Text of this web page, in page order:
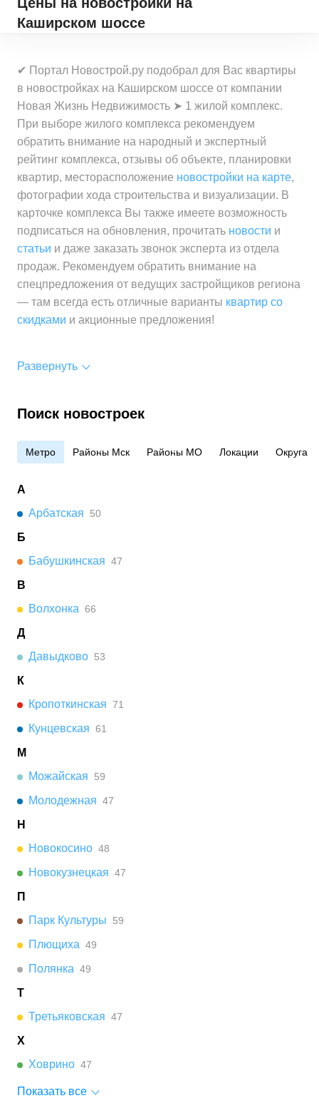
Каширском шоссе
✔ Портал Новострой.ру подобрал для Вас квартиры
в новостройках на Каширском шоссе от компании
Новая Жизнь Недвижимость ➤ 1 жилой комплекс.
При выборе жилого комплекса рекомендуем
обратить внимание на народный и экспертный
рейтинг комплекса, отзывы об объекте, планировки
квартир, месторасположение новостройки на карте,
фотографии хода строительства и визуализации. В
карточке комплекса Вы также имеете возможность
подписаться на обновления, прочитать новости и
статьи и даже заказать звонок эксперта из отдела
продаж. Рекомендуем обратить внимание на
спецпредложения от ведущих застройщиков региона
— там всегда есть отличные варианты квартир со
скидками и акционные предложения!
Развернуть
Поиск новостроек
Метро Районы Мск Районы МО Локации Округа
А
Арбатская
50
Б
Бабушкинская 47
В
Волхонка 66
Д
Давыдково 53
К
Кропоткинская 71
Кунцевская 61
М
Можайская
59
Молодежная 47
Н
Новокосино 48
Новокузнецкая 47
П
Парк Культуры
59
Плющиха 49
Полянка 49
Т
Третьяковская 47
Х
Ховрино 47
Показать все